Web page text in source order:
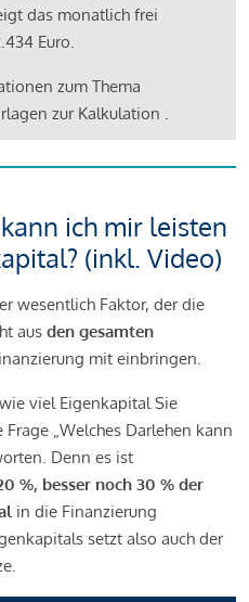
das monatlich frei
Euro.
zum Thema
zur Kalkulation .
ich mir leisten
(inkl. Video)
wesentlich Faktor, der die
aus den gesamten
mit einbringen.
viel Eigenkapital Sie
„Welches Darlehen kann
Denn es ist
%, besser noch 30 % der
in die Finanzierung
setzt also auch der